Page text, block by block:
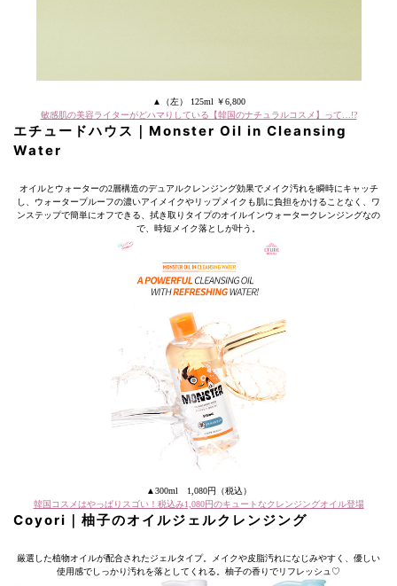
▲（左） 125ml ￥6,800
敏感肌の美容ライターがどハマりしている【韓国のナチュラルコスメ】って…!?
エチュードハウス｜Monster Oil in Cleansing
Water
オイルとウォーターの2層構造のデュアルクレンジング効果でメイク汚れを瞬時にキャッチ
し、ウォータープルーフの濃いアイメイクやリップメイクも肌に負担をかけることなく、ワ
ンステップで簡単にオフできる、拭き取りタイプのオイルインウォータークレンジングなの
で、時短メイク落としが叶う。
▲300ml 1,080円（税込）
韓国コスメはやっぱりスゴい！税込み1,080円のキュートなクレンジングオイル登場
Coyori｜柚子のオイルジェルクレンジング
厳選した植物オイルが配合されたジェルタイプ。メイクや皮脂汚れになじみやすく、優しい
使用感でしっかり汚れを落としてくれる。柚子の香りでリフレッシュ♡